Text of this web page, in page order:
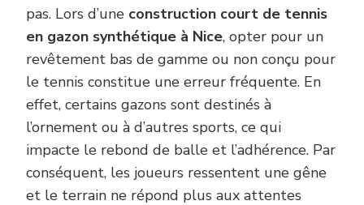
pas. Lors d’une construction court de tennis
en gazon synthétique à Nice, opter pour un
revêtement bas de gamme ou non conçu pour
le tennis constitue une erreur fréquente. En
effet, certains gazons sont destinés à
l’ornement ou à d’autres sports, ce qui
impacte le rebond de balle et l’adhérence. Par
conséquent, les joueurs ressentent une gêne
et le terrain ne répond plus aux attentes